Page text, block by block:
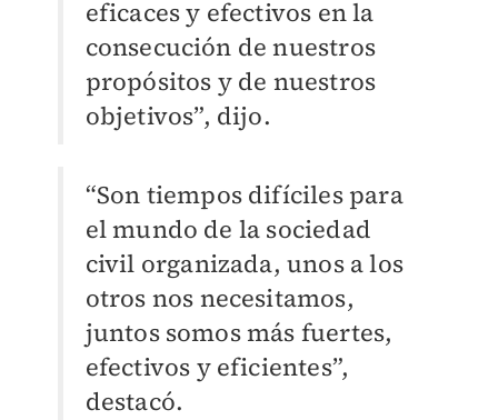
eficaces y efectivos en la
consecución de nuestros
propósitos y de nuestros
objetivos”, dijo.
“Son tiempos difíciles para
el mundo de la sociedad
civil organizada, unos a los
otros nos necesitamos,
juntos somos más fuertes,
efectivos y eficientes”,
destacó.